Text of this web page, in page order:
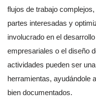
flujos de trabajo
partes interesadas y
involucrado en el
empresariales o el diseño
actividades pueden ser
herramientas, ayudándole
bien documentados.